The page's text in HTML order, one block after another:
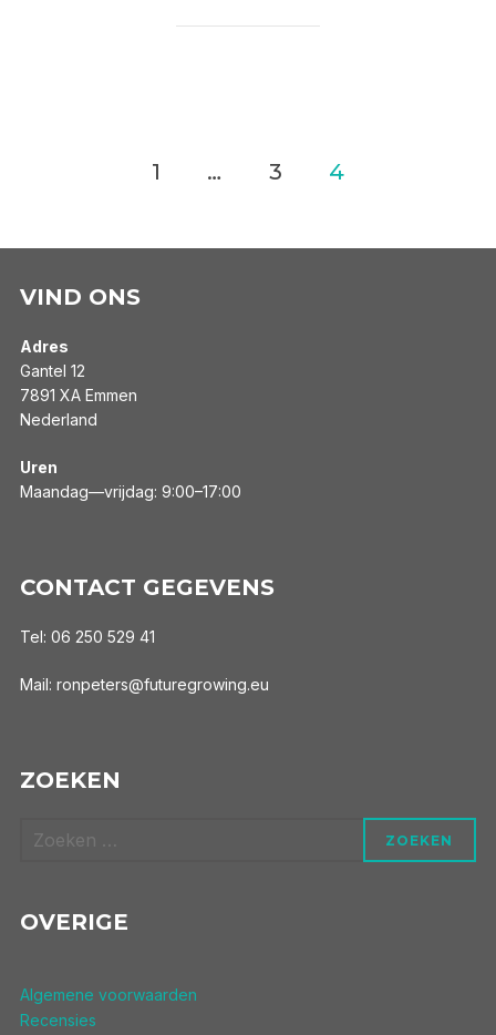
Berichten
1 … 3 4
VIND ONS
Adres
Gantel 12
7891 XA Emmen
Nederland
Uren
Maandag—vrijdag: 9:00–17:00
CONTACT GEGEVENS
Tel: 06 250 529 41
Mail: ronpeters@futuregrowing.eu
ZOEKEN
naar:
ZOEKEN
OVERIGE
Algemene voorwaarden
Recensies